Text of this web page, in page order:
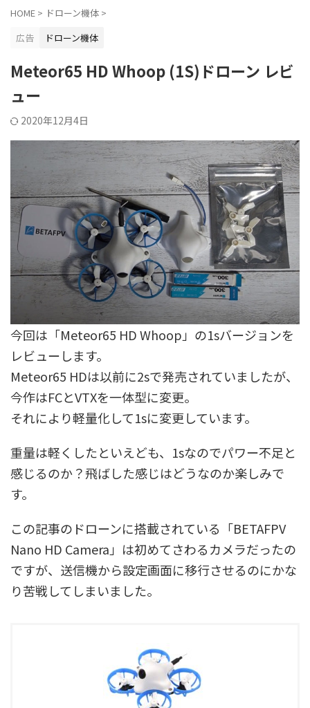
HOME > ドローン機体 >
広告
ドローン機体
Meteor65 HD Whoop (1S)ドローン レビ
ュー
2020年12月4日
今回は「Meteor65 HD Whoop」の1sバージョンを
レビューします。
Meteor65 HDは以前に2sで発売されていましたが、
今作はFCとVTXを一体型に変更。
それにより軽量化して1sに変更しています。
重量は軽くしたといえども、1sなのでパワー不足と
感じるのか？飛ばした感じはどうなのか楽しみで
す。
この記事のドローンに搭載されている「BETAFPV
Nano HD Camera」は初めてさわるカメラだったの
ですが、送信機から設定画面に移行させるのにかな
り苦戦してしまいました。